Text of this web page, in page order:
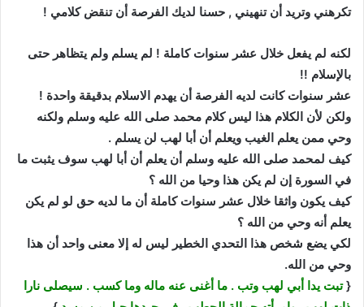
تكرهني وتريد أن تنهيني , حسنا لديك الفرصة أن تنقض كلامي !
لكنه لم يفعل خلال عشر سنوات كاملة ! لم يسلم ولم يتظاهر حتى
بالإسلام !!
عشر سنوات كانت لديه الفرصة أن يهدم الاسلام بدقيقة واحدة !
ولكن لأن الكلام هذا ليس كلام محمد صلى الله عليه وسلم ولكنه
وحي ممن يعلم الغيب ويعلم أن أبا لهب لن يسلم .
كيف لمحمد صلى الله عليه وسلم أن يعلم أن أبا لهب سوف يثبت ما
في السورة إن لم يكن هذا وحيا من الله ؟
كيف يكون واثقا خلال عشر سنوات كاملة أن ما لديه حق لو لم يكن
يعلم أنه وحي من الله ؟
لكي يضع شخص هذا التحدي الخطير ليس له إلا معنى واحد أن هذا
وحي من الله.
{تبت يدا أبي لهب وتب . ما أغنى عنه ماله وما كسب . سيصلى نارا